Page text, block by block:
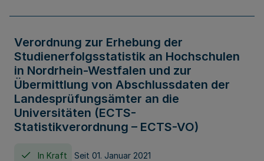
Verordnung zur Erhebung der
Studienerfolgsstatistik an Hochschulen
in Nordrhein-Westfalen und zur
Übermittlung von Abschlussdaten der
Landesprüfungsämter an die
Universitäten (ECTS-
Statistikverordnung – ECTS-VO)
In Kraft Seit 01. Januar 2021